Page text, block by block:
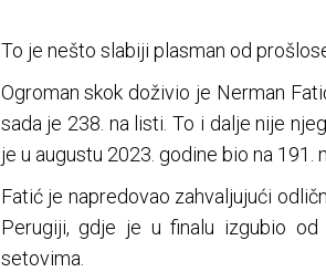
To je nešto slabiji plasman od
Ogroman skok doživio je Nerman
sada je 238. na listi. To i dalje nije
je u augustu 2023. godine bio na 191.
Fatić je napredovao zahvaljujući
Perugiji, gdje je u finalu izgubio
setovima.